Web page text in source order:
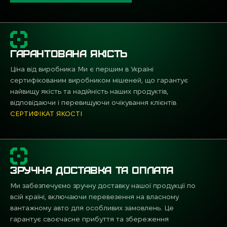
коригувати техніку без зайвих здогадок.
Практика в спортивних умовах. Паперові цілі
тренування на них дають максимально
наближений досвід.
Простота у використанні. Легко взяти з собою,
зберігати в запасі та змінювати в процесі
Саме за це стрільці цінують папір: він
залишається надійним і зручним інструментом для
будь-якого рівня підготовки.
Види паперових мішеней
ГАРАНТОВАНА ЯКІСТЬ
Ціна від виробника Ми є першим в Україні
сертифікованим виробником мішеней, що гарантує
найвищу якість та надійність наших продуктів,
відповідаючи і перевищуючи очікування клієнтів
СЕРТИФІКАТ ЯКОСТІ
ЗРУЧНА ДОСТАВКА ТА ОПЛАТА
Ми забезпечуємо зручну доставку нашої продукції по
всій країні, включаючи перевезення на власному
вантажному авто для особливих замовлень. Це
гарантує своєчасне прибуття та збереження